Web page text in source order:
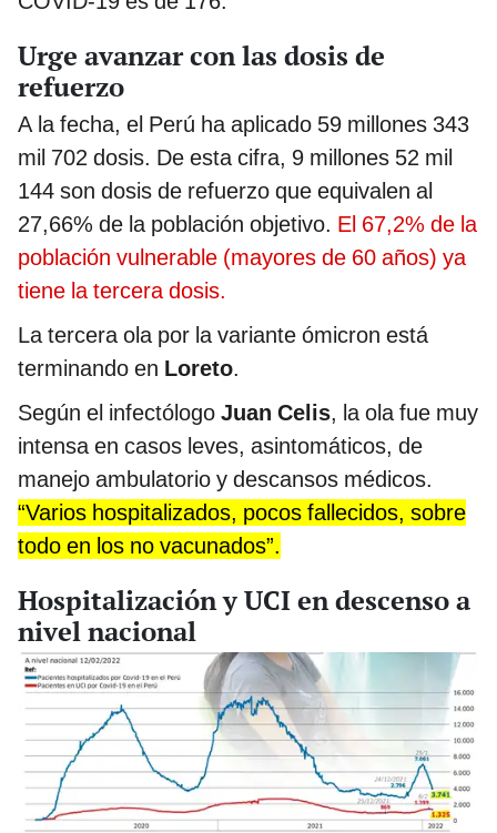
Urge avanzar con las dosis de
refuerzo
A la fecha, el Perú ha aplicado 59 millones 343
mil 702 dosis. De esta cifra, 9 millones 52 mil
144 son dosis de refuerzo que equivalen al
27,66% de la población objetivo. El 67,2% de la
población vulnerable (mayores de 60 años) ya
tiene la tercera dosis.
La tercera ola por la variante ómicron está
terminando en Loreto.
Según el infectólogo Juan Celis, la ola fue muy
intensa en casos leves, asintomáticos, de
manejo ambulatorio y descansos médicos.
“Varios hospitalizados, pocos fallecidos, sobre
todo en los no vacunados”.
Hospitalización y UCI en descenso a
nivel nacional